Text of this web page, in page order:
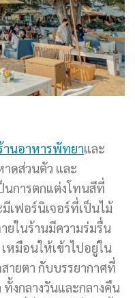
านอาหารพัทยาและ
ดส่วนตัว และ
นการตกแต่งโทนสีที่
เฟอร์นิเจอร์ที่เป็นไม้
ยในร้านมีความร่มรื่น
หมือนให้เข้าไปอยู่ใน
ายตา กับบรรยากาศที่
งกลางวันและกลางคืน